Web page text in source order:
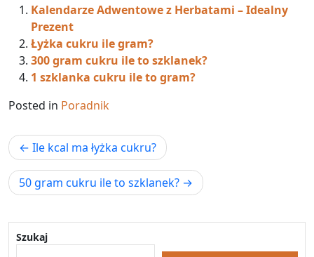
Kalendarze Adwentowe z Herbatami – Idealny
Prezent
Łyżka cukru ile gram?
300 gram cukru ile to szklanek?
1 szklanka cukru ile to gram?
Posted in Poradnik
Nawigacja
wpisu
Ile kcal ma łyżka cukru?
50 gram cukru ile to szklanek?
Szukaj